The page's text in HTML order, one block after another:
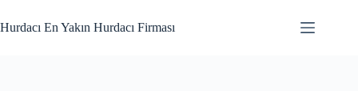
to
content
Hurdacı En Yakın Hurdacı Firması